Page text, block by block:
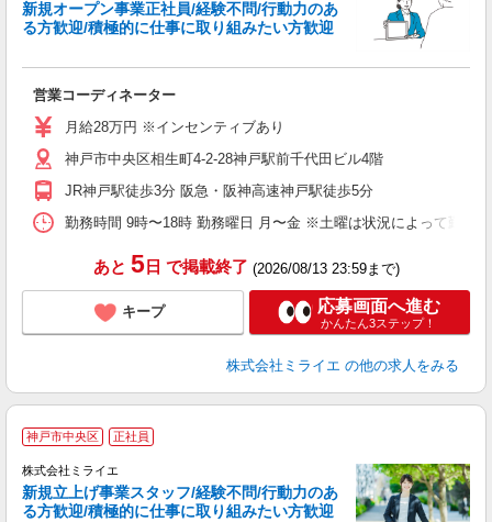
新規オープン事業正社員/経験不問/行動力のあ
る方歓迎/積極的に仕事に取り組みたい方歓迎
営業コーディネーター
月給28万円 ※インセンティブあり
神戸市中央区相生町4-2-28神戸駅前千代田ビル4階
JR神戸駅徒歩3分 阪急・阪神高速神戸駅徒歩5分
勤務時間 9時〜18時 勤務曜日 月〜金 ※土曜は状況によって勤務
あと 5日 で掲載終了 (2026/08/13 23:59まで)
キープ 応募画面へ進む
かんたん3ステップ！
株式会社ミライエ の他の求人をみる
神戸市中央区 正社員
株式会社ミライエ
新規立上げ事業スタッフ/経験不問/行動力のあ
る方歓迎/積極的に仕事に取り組みたい方歓迎